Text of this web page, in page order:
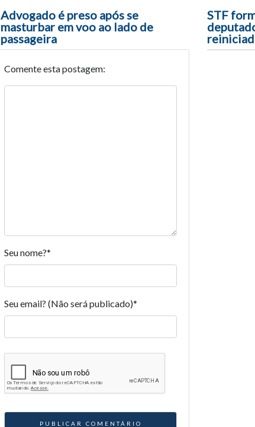
Navegação entre posts
Advogado é preso após se
masturbar em voo ao lado de
passageira
STF
Comente esta postagem:
Seu nome?*
Seu email? (Não será publicado)*